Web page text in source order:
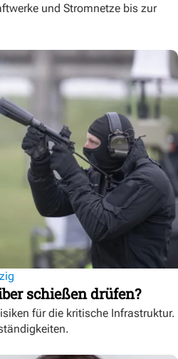
und Stromnetze bis zur
schießen drüfen?
für die kritische Infrastruktur.